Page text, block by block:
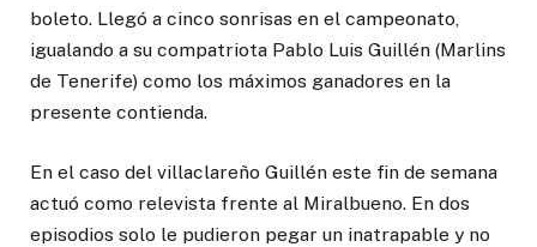
boleto. Llegó a cinco sonrisas en el campeonato,
igualando a su compatriota Pablo Luis Guillén (Marlins
de Tenerife) como los máximos ganadores en la
presente contienda.
En el caso del villaclareño Guillén este fin de semana
actuó como relevista frente al Miralbueno. En dos
episodios solo le pudieron pegar un inatrapable y no